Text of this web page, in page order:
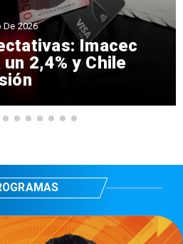
Imacec
2,4% y Chile
2026